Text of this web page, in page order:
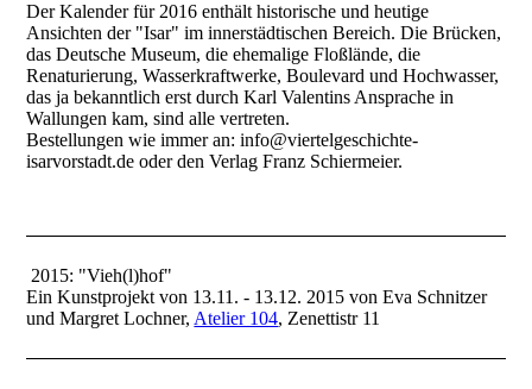
Der Kalender für 2016 enthält historische und heutige
Ansichten der "Isar" im innerstädtischen Bereich. Die Brücken,
das Deutsche Museum, die ehemalige Floßlände, die
Renaturierung, Wasserkraftwerke, Boulevard und Hochwasser,
das ja bekanntlich erst durch Karl Valentins Ansprache in
Wallungen kam, sind alle vertreten.
Bestellungen wie immer an: info@viertelgeschichte-
isarvorstadt.de oder den Verlag Franz Schiermeier.
2015: "Vieh(l)hof"
Ein Kunstprojekt von 13.11. - 13.12. 2015 von Eva Schnitzer
und Margret Lochner, Atelier 104, Zenettistr 11